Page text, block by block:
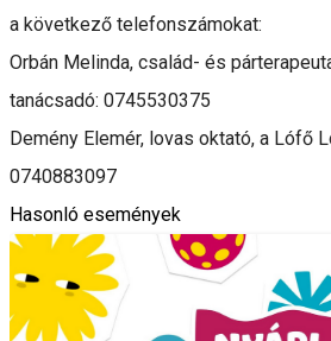
a következő telefonszámokat:
Orbán Melinda, család- és
tanácsadó: 0745530375
Demény Elemér, lovas oktató, a Lófő
0740883097
Hasonló események